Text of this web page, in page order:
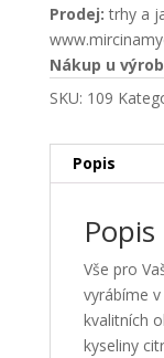
Prodej: trhy a
Nákup u
SKU: 109
Popis
Popis
Vše pro
vyrábíme
kvalitních
kyseliny